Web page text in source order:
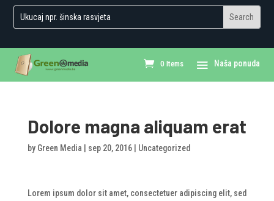
0 Items
Dolore magna aliquam erat
by Green Media sep 20, 2016| Uncategorized
Lorem ipsum dolor sit amet, consectetuer adipiscing elit, sed